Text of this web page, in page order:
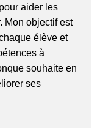
aider les
Mon objectif est
élève et
à
souhaite en
ses